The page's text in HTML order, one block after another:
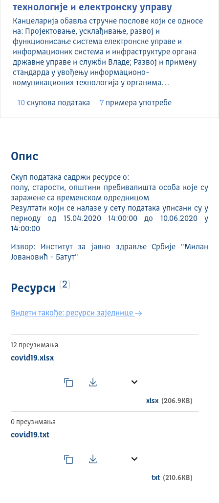
технологије и електронску управу
Канцеларија обавља стручне послове који се односе
на: Пројектовање, усклађивање, развој и
функционисање система електронске управе и
информационих система и инфраструктуре органа
државне управе и служби Владе; Развој и примену
стандарда у увођењу информационо-
комуникационих технологија у органима…
10 скуповa података 7 примера употребе
Опис
Скуп података садржи ресурсе о:
полу, старости, општини пребивалишта особа које су
заражене са временском одредницом
Резултати који се налазе у сету података уписани су у
периоду од 15.04.2020 14:00:00 до 10.06.2020 у
14:00:00
Извор: Институт за јавно здравље Србије "Милан
Јовановић - Батут"
Ресурси 2
Видети такође: ресурси заједнице
12 преузимања
covid19.xlsx
xlsx (206.9KB)
0 преузимања
covid19.txt
txt (210.6KB)